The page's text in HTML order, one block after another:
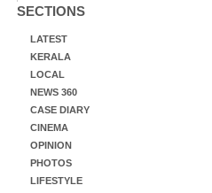
SECTIONS
LATEST
KERALA
LOCAL
NEWS 360
CASE DIARY
CINEMA
OPINION
PHOTOS
LIFESTYLE